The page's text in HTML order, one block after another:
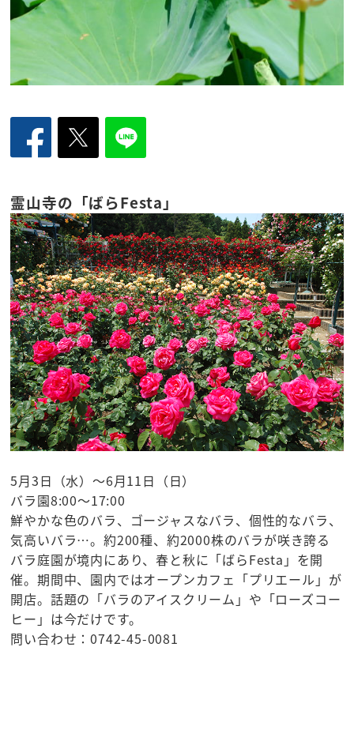
霊山寺の「ばらFesta」
5月3日（水）～6月11日（日）
バラ園8:00～17:00
鮮やかな色のバラ、ゴージャスなバラ、個性的なバラ、
気高いバラ…。約200種、約2000株のバラが咲き誇る
バラ庭園が境内にあり、春と秋に「ばらFesta」を開
催。期間中、園内ではオープンカフェ「プリエール」が
開店。話題の「バラのアイスクリーム」や「ローズコー
ヒー」は今だけです。
問い合わせ：0742-45-0081